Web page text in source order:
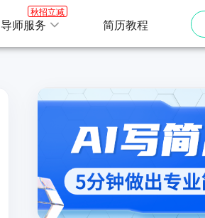
导师服务
秋招立减
简历教程